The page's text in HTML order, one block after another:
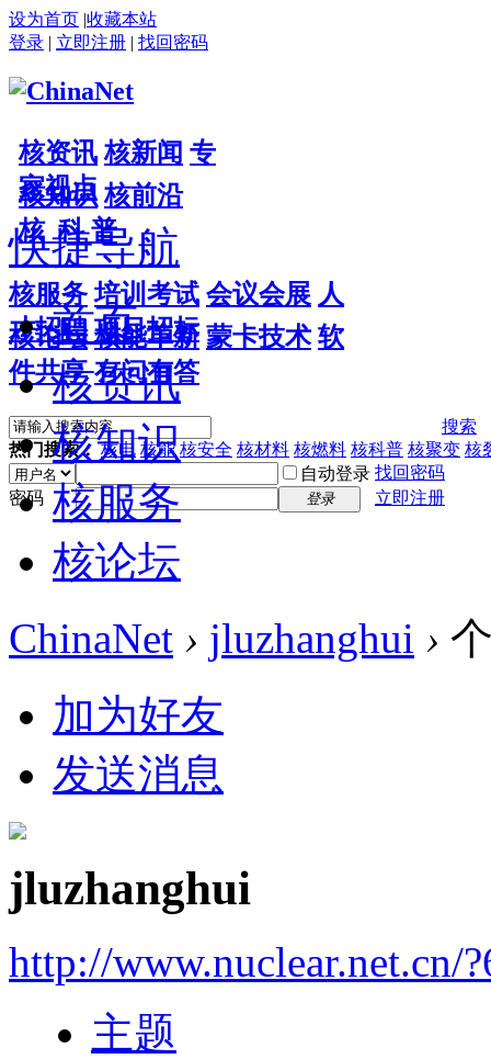
设为首页 |收藏本站
登录 | 立即注册 | 找回密码
核资讯 核新闻 专
家视点
核知识 核前沿
核 科 普
核服务 培训考试 会议会展 人
才招聘 项目招标
核论坛 核能革新 蒙卡技术 软
件共享 有问有答
搜索
热门搜索： 核电 核能 核安全 核材料 核燃料 核科普 核聚变 核
自动登录 找回密码
密码
登录 立即注册
快捷导航
首页
核资讯
核知识
核服务
核论坛
ChinaNet › jluzhanghui ›
加为好友
发送消息
jluzhanghui
http://www.nuclear.net.cn/
主题